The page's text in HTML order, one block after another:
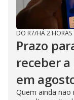
DO R7/HÁ 2 HORAS
Prazo
receber
em
Quem ainda não